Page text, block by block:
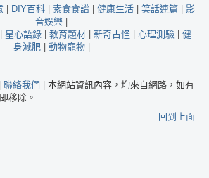
| DIY百科| 素食食譜| 健康生活| 笑話連篇| 影
音娛樂 |
| 星心語錄 | 教育題材 | 新奇古怪 | 心理測驗 | 健
身減肥| 動物寵物|
聯絡我們 | 本網站資訊內容，均來自網路，如有
移除。
回到上面